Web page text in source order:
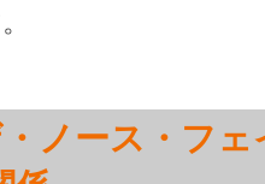
ノース・フ